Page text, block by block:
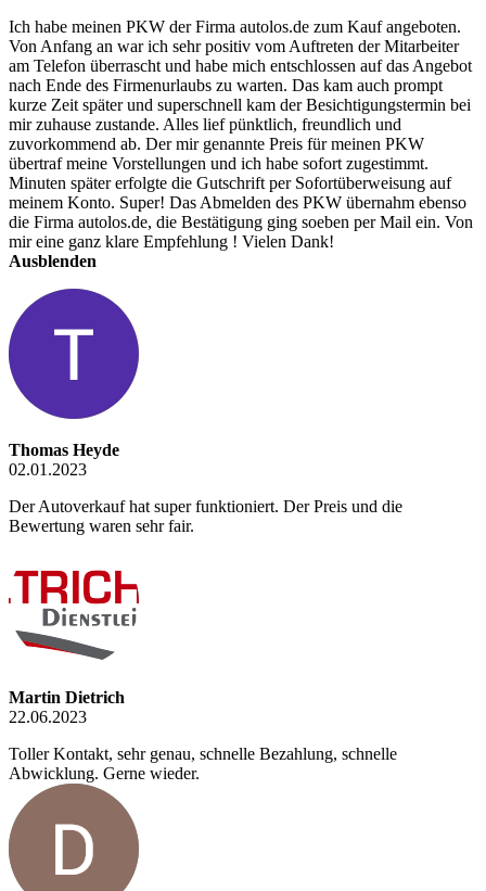
Ich habe meinen PKW der Firma autolos.de zum Kauf angeboten.
Von Anfang an war ich sehr positiv vom Auftreten der Mitarbeiter
am Telefon überrascht und habe mich entschlossen auf das Angebot
nach Ende des Firmenurlaubs zu warten. Das kam auch prompt
kurze Zeit später und superschnell kam der Besichtigungstermin bei
mir zuhause zustande. Alles lief pünktlich, freundlich und
zuvorkommend ab. Der mir genannte Preis für meinen PKW
übertraf meine Vorstellungen und ich habe sofort zugestimmt.
Minuten später erfolgte die Gutschrift per Sofortüberweisung auf
meinem Konto. Super! Das Abmelden des PKW übernahm ebenso
die Firma autolos.de, die Bestätigung ging soeben per Mail ein. Von
mir eine ganz klare Empfehlung ! Vielen Dank!
Ausblenden
Thomas Heyde
02.01.2023
Der Autoverkauf hat super funktioniert. Der Preis und die
Bewertung waren sehr fair.
Martin Dietrich
22.06.2023
Toller Kontakt, sehr genau, schnelle Bezahlung, schnelle
Abwicklung. Gerne wieder.